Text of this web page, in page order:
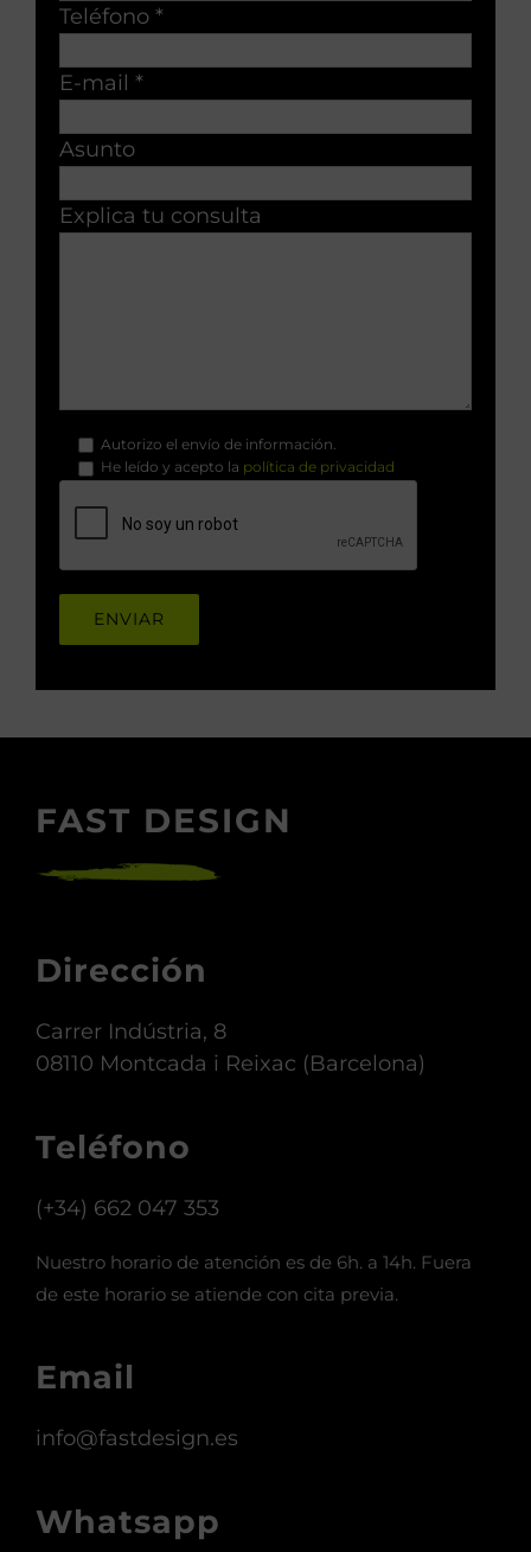
Teléfono *
E-mail *
Asunto
Explica tu consulta
Autorizo el envío de información.
He leído y acepto la política de privacidad
FAST DESIGN
Dirección
Carrer Indústria, 8
08110 Montcada i Reixac (Barcelona)
Teléfono
(+34) 662 047 353
Nuestro horario de atención es de 6h. a 14h. Fuera
de este horario se atiende con cita previa.
Email
info@fastdesign.es
Whatsapp